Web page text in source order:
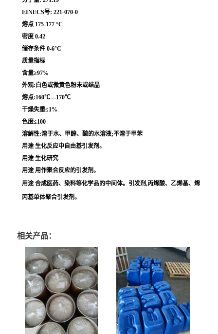
EINECS号: 221-070-0
熔点 175-177 °C
密度 0.42
储存条件 0-6°C
质量指标
含量≥97%
外观:白色或微黄色粉末或结晶
熔点:160℃—170℃
干燥失重≤1%
色度≤100
溶解性:溶于水、甲醇、酸的水溶液;不溶于甲苯
用途 生化反应中自由基引发剂。
用途 生化研究
用途 用作聚合反应的引发剂。
用途 合成医药、染料等化学品的中间体。引发剂,丙烯酸、乙烯基、烯
丙基单体聚合引发剂。
相关产品：